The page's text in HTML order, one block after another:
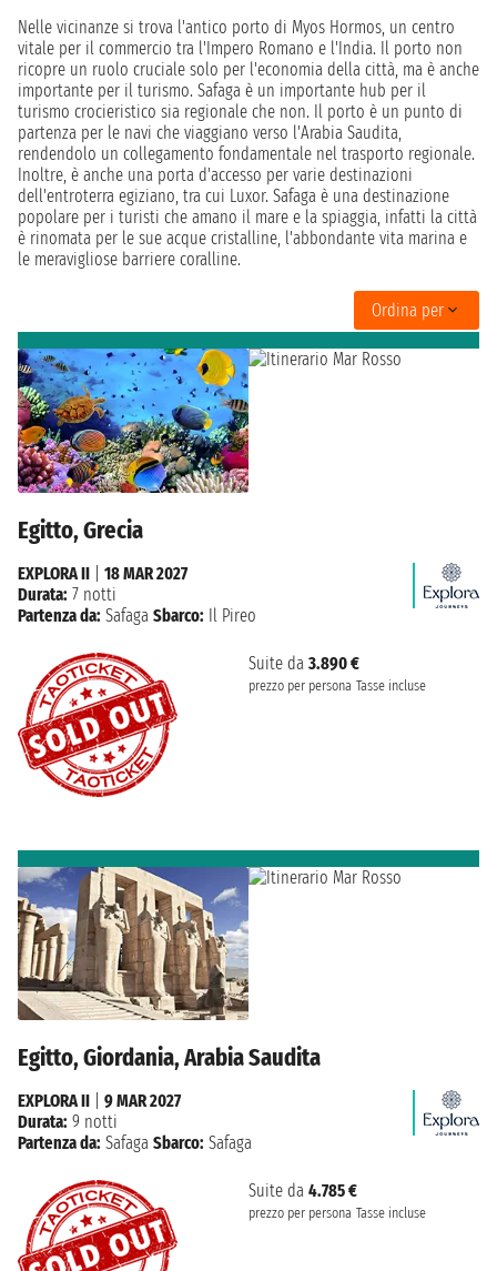
Nelle vicinanze si trova l'antico porto di Myos Hormos, un centro
vitale per il commercio tra l'Impero Romano e l'India. Il porto non
ricopre un ruolo cruciale solo per l'economia della città, ma è anche
importante per il turismo. Safaga è un importante hub per il
turismo crocieristico sia regionale che non. Il porto è un punto di
partenza per le navi che viaggiano verso l'Arabia Saudita,
rendendolo un collegamento fondamentale nel trasporto regionale.
Inoltre, è anche una porta d'accesso per varie destinazioni
dell'entroterra egiziano, tra cui Luxor. Safaga è una destinazione
popolare per i turisti che amano il mare e la spiaggia, infatti la città
è rinomata per le sue acque cristalline, l'abbondante vita marina e
le meravigliose barriere coralline.
Ordina per
Egitto, Grecia
Suite da 3.890 €
prezzo per persona Tasse incluse
EXPLORA II
18 MAR 2027
Durata: 7 notti
Partenza da: Safaga Sbarco: Il Pireo
Egitto, Giordania, Arabia Saudita
Suite da 4.785 €
prezzo per persona Tasse incluse
EXPLORA II
9 MAR 2027
Durata: 9 notti
Partenza da: Safaga Sbarco: Safaga